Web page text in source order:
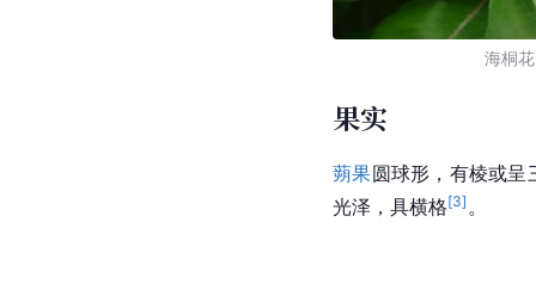
海桐花
果实
蒴果圆球形，有棱或呈
光泽，具横格[3] 。